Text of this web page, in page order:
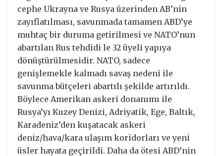
cephe Ukrayna ve Rusya üzerinden AB’nin
zayıflatılması, savunmada tamamen ABD’ye
muhtaç bir duruma getirilmesi ve NATO’nun
abartılan Rus tehdidi le 32 üyeli yapıya
dönüştürülmesidir. NATO, sadece
genişlemekle kalmadı savaş nedeni ile
savunma bütçeleri abartılı şekilde artırıldı.
Böylece Amerikan askeri donanımı ile
Rusya’yı Kuzey Denizi, Adriyatik, Ege, Baltık,
Karadeniz’den kuşatacak askeri
deniz/hava/kara ulaşım koridorları ve yeni
üsler hayata geçirildi. Daha da ötesi ABD’nin